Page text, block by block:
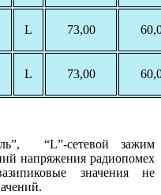
L 73,00
L 73,00
“L”-сетевой зажим
напряжения радиопомех
значения не